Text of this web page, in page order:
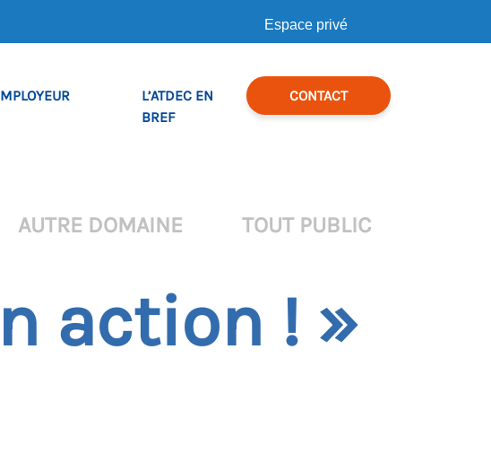
Espace privé
L’ATDEC EN
BREF
CONTACT
AUTRE DOMAINE TOUT PUBLIC
action ! »